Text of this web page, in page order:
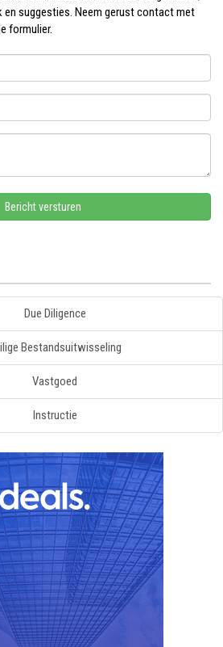
suggesties. Neem gerust contact met
formulier.
Due Diligence
Bestandsuitwisseling
Vastgoed
Instructie